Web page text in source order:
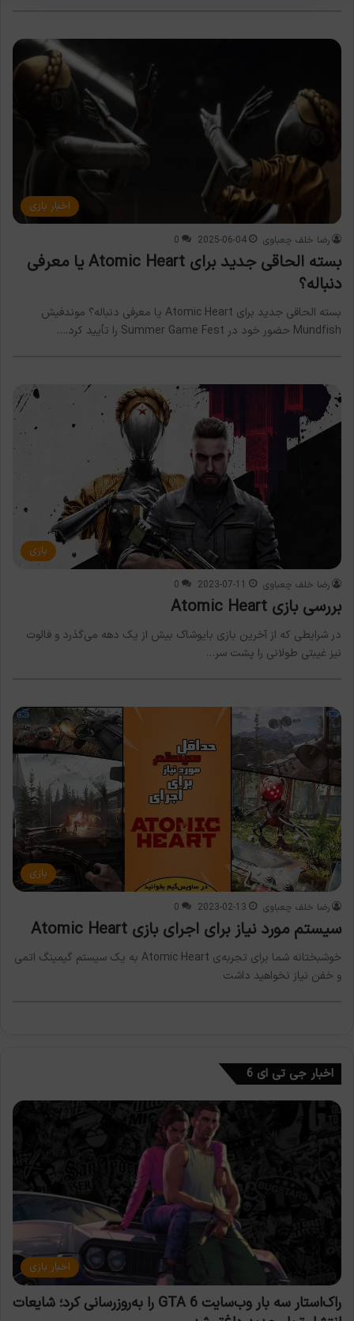
اخبار بازی
رضا خلف چعباوی 2025-06-04
0
بسته الحاقی جدید برای Atomic Heart یا معرفی
دنباله؟
بسته الحاقی جدید برای Atomic Heart یا معرفی دنباله؟ موندفیش
Mundfish حضور خود در Summer Game Fest را تأیید کرد.…
بازی
رضا خلف چعباوی 2023-07-11
0
بررسی بازی Atomic Heart
در شرایطی که از آخرین بازی بایوشاک بیش از یک دهه می‌گذرد و فالوت
نیز غیبتی طولانی را پشت سر…
بازی
رضا خلف چعباوی 2023-02-13
0
سیستم مورد نیاز برای اجرای بازی Atomic Heart
خوشبختانه شما برای تجربه‌ی Atomic Heart به یک سیستم گیمینگ اتمی
و خفن نیاز نخواهید داشت
اخبار جی تی ای 6
اخبار بازی
راک‌استار سه بار وب‌سایت GTA 6 را به‌روزرسانی کرد؛ شایعات